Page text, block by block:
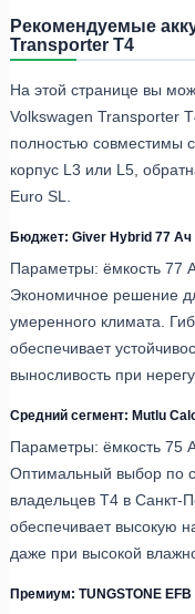
Рекомендуемые
Transporter T4
На этой странице вы
Volkswagen Transporter
полностью совместимы
корпус L3 или L5,
Euro SL.
Бюджет: Giver Hybrid 77 Ач
Параметры: ёмкость 77
Экономичное решение
умеренного климата.
обеспечивает
выносливость при
Средний сегмент: Mutlu
Параметры: ёмкость 75
Оптимальный выбор по
владельцев Т4 в Санкт-
обеспечивает высокую
даже при высокой
Премиум: TUNGSTONE